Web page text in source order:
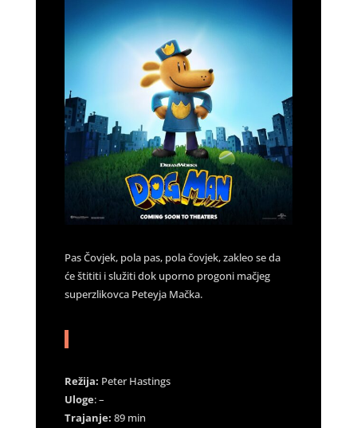
Pas Čovjek, pola pas, pola čovjek, zakleo se da
će štititi i služiti dok uporno progoni mačjeg
superzlikovca Peteyja Mačka.
Režija: Peter Hastings
Uloge: –
Trajanje: 89 min